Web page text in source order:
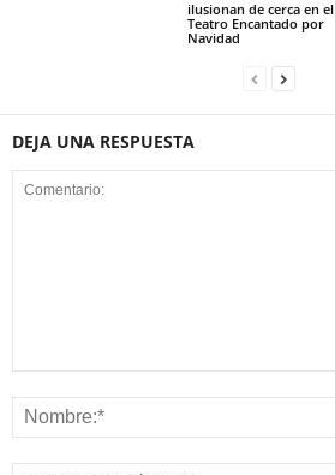
ilusionan de cerca en el
Teatro Encantado por
Navidad
DEJA UNA RESPUESTA